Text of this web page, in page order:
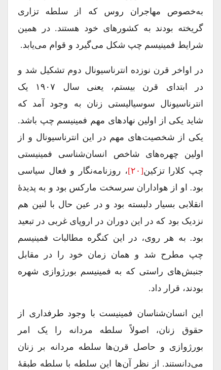
به‌خصوص مهاجران روس که از سلطه تزاری
گریخته بودند به کشورهای خود هستند. در همین
شرایط فمینیسم چپ شکل می‌گیرد و قوام می‌یابد.
در اواخر قرن نوزده انترناسیونال دوم تشکیل شد و
در ابتدای قرن بیستم، یعنی سال ۱۹۰۷ یک
انترناسیونال سوسیالیستی زنان به وجود آمد که
شاید یکی از اولین نهادهای مهم فمینیسم چپ باشد.
یکی از شخصیت‌های مهم در این انترناسیونال و از
اولین چهره‌های شاخص انسان‌شناسی فمینیستی
چپ کلارا تزکین[۲۰]
، روزنامه‌نگار و فعال سیاسی
بود. او از هواداران سرسخت مارکس بود و به پدیدۀ
انقلابی بسیار دلبسته بود و در عین حال با لنین هم
نزدیک بود که در این دوران در اروپای غربی در تبعید
بود. به هر روی، در این کنگره مطالبات فمینیسم
چپ مطرح شد و همان زمان خود را در مقابل
جنبش‌های راستی که به فمینیسم بورژوازی شهره
بودند، قرار داد.
این انسان‌شناسان فمینیست با وجود طرفداری از
حقوق زنان، اصولاً سلطه مردانه را یک امر
بورژوازی و حاصل قرن‌ها سلطه مردانه بر زنان
می‌دانستند. از نظر آن‌ها این سلطه با سلطه طبقۀ